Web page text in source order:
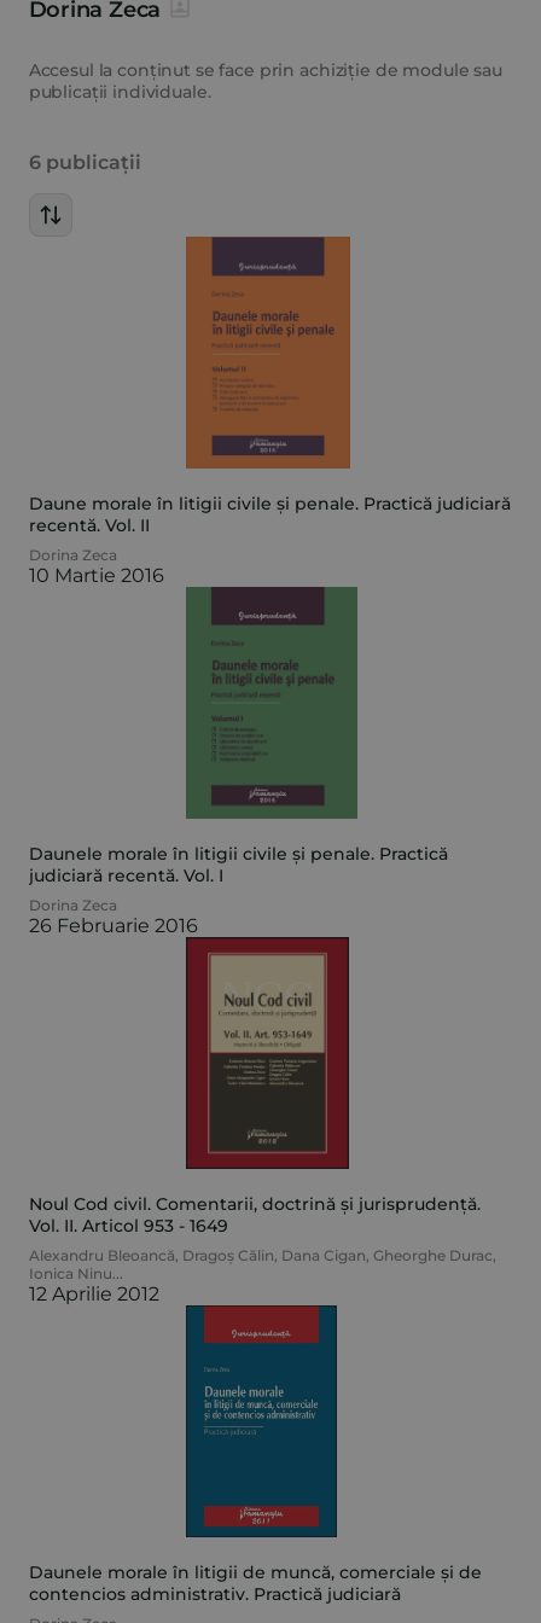
Dorina Zeca
Accesul la conținut se face prin achiziție de module sau
publicații individuale.
6 publicații
Daune morale în litigii civile și penale. Practică judiciară
recentă. Vol. II
Dorina Zeca
10 Martie 2016
Daunele morale în litigii civile și penale. Practică
judiciară recentă. Vol. I
Dorina Zeca
26 Februarie 2016
Noul Cod civil. Comentarii, doctrină și jurisprudență.
Vol. II. Articol 953 - 1649
Alexandru Bleoancă, Dragoș Călin, Dana Cigan, Gheorghe Durac,
Ionica Ninu...
12 Aprilie 2012
Daunele morale în litigii de muncă, comerciale și de
contencios administrativ. Practică judiciară